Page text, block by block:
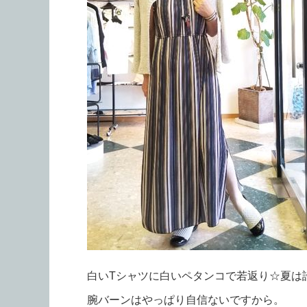
白いTシャツに白いペタンコで若返り☆夏は
腕バーンはやっぱり自信ないですから。